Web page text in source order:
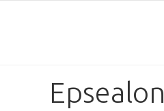
Epsealon